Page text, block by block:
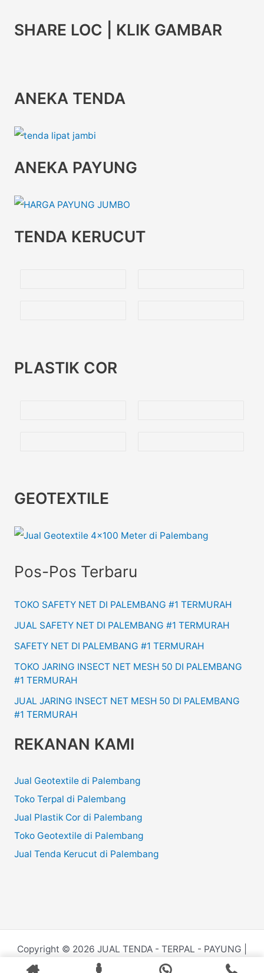
SHARE LOC | KLIK GAMBAR
ANEKA TENDA
ANEKA PAYUNG
TENDA KERUCUT
PLASTIK COR
GEOTEXTILE
Pos-Pos Terbaru
TOKO SAFETY NET DI PALEMBANG #1 TERMURAH
JUAL SAFETY NET DI PALEMBANG #1 TERMURAH
SAFETY NET DI PALEMBANG #1 TERMURAH
TOKO JARING INSECT NET MESH 50 DI PALEMBANG
#1 TERMURAH
JUAL JARING INSECT NET MESH 50 DI PALEMBANG
#1 TERMURAH
REKANAN KAMI
Jual Geotextile di Palembang
Toko Terpal di Palembang
Jual Plastik Cor di Palembang
Toko Geotextile di Palembang
Jual Tenda Kerucut di Palembang
Copyright © 2026 JUAL TENDA - TERPAL - PAYUNG |
Powered by
Juru.Website